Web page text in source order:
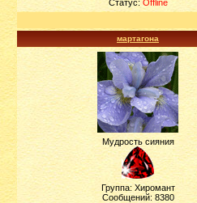
Статус: Offline
мартагона
Мудрость сияния
Группа: Хиромант
Сообщений: 8380